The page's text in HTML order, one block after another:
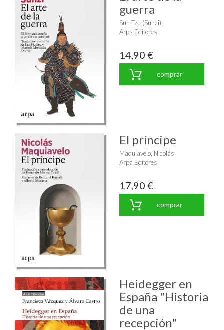
guerra
Sun Tzu (Sunzi)
Arpa Editores
14,90 €
comprar
El príncipe
Maquiavelo, Nicolás
Arpa Editores
17,90 €
comprar
Heidegger en
España "Historia
de una
recepción"